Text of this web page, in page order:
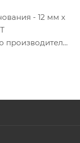
- 12 мм х
производителя